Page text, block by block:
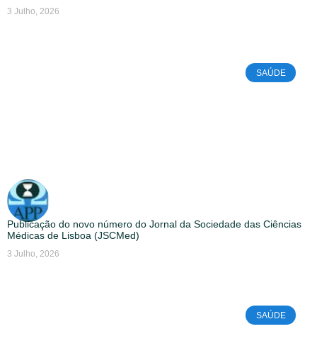
3 Julho, 2026
SAÚDE
Publicação do novo número do Jornal da Sociedade das Ciências
Médicas de Lisboa (JSCMed)
3 Julho, 2026
SAÚDE